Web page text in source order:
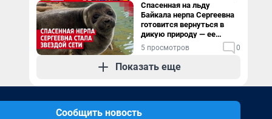
Спасенная на льду
Байкала нерпа Сергеевна
готовится вернуться в
дикую природу — ее
видеоистория
5 просмотров 0
Показать еще
Сообщить новость